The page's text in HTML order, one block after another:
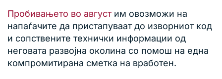
Пробивањето во августим овозможи на
напаѓачите да пристапуваат до изворниот код
и сопствените технички информации од
неговата развојна околина со помош на една
компромитирана сметка на вработен.